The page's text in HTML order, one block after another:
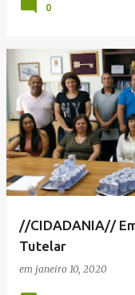
0
//CIDADANIA//
Tutelar
em janeiro 10, 2020